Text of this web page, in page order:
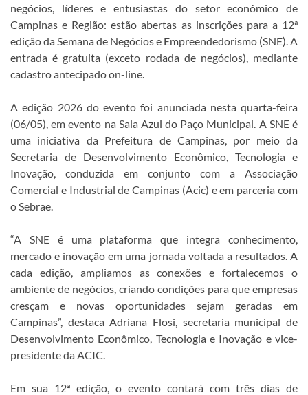
negócios, líderes e entusiastas do setor econômico de
Campinas e Região: estão abertas as inscrições para a 12ª
edição da Semana de Negócios e Empreendedorismo (SNE). A
entrada é gratuita (exceto rodada de negócios), mediante
cadastro antecipado on-line.
A edição 2026 do evento foi anunciada nesta quarta-feira
(06/05), em evento na Sala Azul do Paço Municipal. A SNE é
uma iniciativa da Prefeitura de Campinas, por meio da
Secretaria de Desenvolvimento Econômico, Tecnologia e
Inovação, conduzida em conjunto com a Associação
Comercial e Industrial de Campinas (Acic) e em parceria com
o Sebrae.
“A SNE é uma plataforma que integra conhecimento,
mercado e inovação em uma jornada voltada a resultados. A
cada edição, ampliamos as conexões e fortalecemos o
ambiente de negócios, criando condições para que empresas
cresçam e novas oportunidades sejam geradas em
Campinas”, destaca Adriana Flosi, secretaria municipal de
Desenvolvimento Econômico, Tecnologia e Inovação e vice-
presidente da ACIC.
Em sua 12ª edição, o evento contará com três dias de